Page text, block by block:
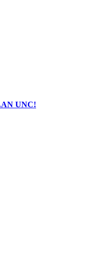
UNC!